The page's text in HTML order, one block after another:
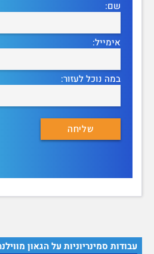
עבודות סמינריוניות על הגאון
שם:
אימייל:
במה נוכל לעזור: